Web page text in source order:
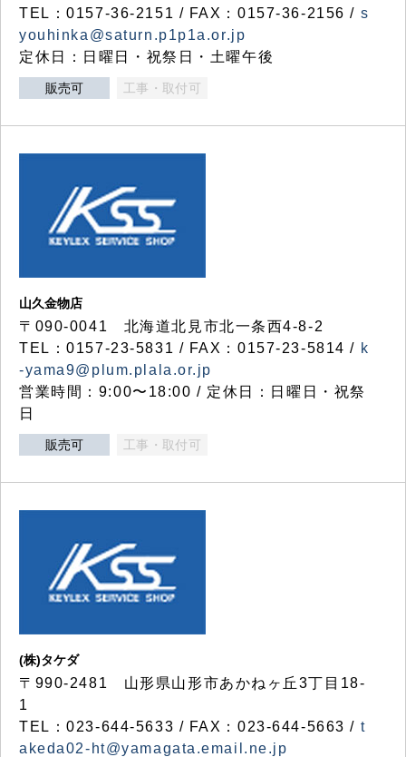
TEL：0157-36-2151 / FAX：0157-36-2156 / s
youhinka@saturn.p1p1a.or.jp
定休日：日曜日・祝祭日・土曜午後
販売可 工事・取付可
山久金物店
〒090-0041 北海道北見市北一条西4-8-2
TEL：0157-23-5831 / FAX：0157-23-5814 / k
-yama9@plum.plala.or.jp
営業時間：9:00〜18:00 / 定休日：日曜日・祝祭
日
販売可 工事・取付可
(株)タケダ
〒990-2481 山形県山形市あかねヶ丘3丁目18-
1
TEL：023-644-5633 / FAX：023-644-5663 / t
akeda02-ht@yamagata.email.ne.jp